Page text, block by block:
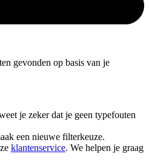
gevonden op basis van je
je zeker dat je geen typefouten
een nieuwe filterkeuze.
klantenservice. We helpen je graag